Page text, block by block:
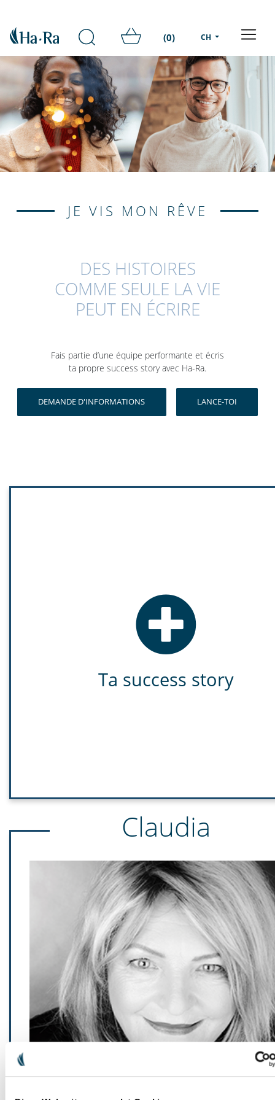
(0) CH
JE VIS MON RÊVE
DES HISTOIRES
COMME SEULE LA VIE
PEUT EN ÉCRIRE
Fais partie d’une équipe performante et écris
ta propre success story avec Ha-Ra.
DEMANDE D'INFORMATIONS LANCE-TOI
Ta success story
Claudia
Claudia
Vivre en harmonie avec la nature est plus important aujourd'hui
La qualité et la durabilité de nos produits Ha-Ra me
motivent depuis plus de 30 ans.